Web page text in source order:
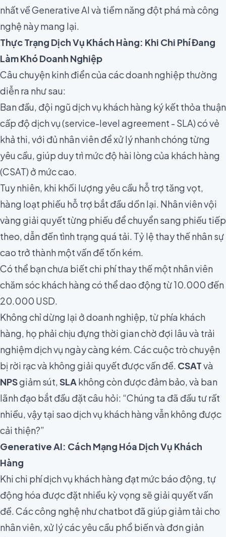
nhất về Generative AI và tiềm năng đột phá mà công
nghệ này mang lại.
Thực Trạng Dịch Vụ Khách Hàng: Khi Chi Phí Đang
Làm Khó Doanh Nghiệp
Câu chuyện kinh điển của các doanh nghiệp thường
diễn ra như sau:
Ban đầu, đội ngũ dịch vụ khách hàng ký kết thỏa thuận
cấp độ dịch vụ (service-level agreement - SLA) có vẻ
khả thi, với đủ nhân viên để xử lý nhanh chóng từng
yêu cầu, giúp duy trì mức độ hài lòng của khách hàng
(CSAT) ở mức cao.
Tuy nhiên, khi khối lượng yêu cầu hỗ trợ tăng vọt,
hàng loạt phiếu hỗ trợ bắt đầu dồn lại. Nhân viên vội
vàng giải quyết từng phiếu để chuyển sang phiếu tiếp
theo, dẫn đến tình trạng quá tải. Tỷ lệ thay thế nhân sự
cao trở thành một vấn đề tốn kém.
Có thể bạn chưa biết chi phí thay thế một nhân viên
chăm sóc khách hàng có thể dao động từ10.000 đến
20.000 USD.
Không chỉ dừng lại ở doanh nghiệp, từ phía khách
hàng, họ phải chịu đựng thời gian chờ đợi lâu và trải
nghiệm dịch vụ ngày càng kém. Các cuộc trò chuyện
bị rời rạc và không giải quyết được vấn đề. CSATvà
NPSgiảm sút,SLA không còn được đảm bảo, và ban
lãnh đạo bắt đầu đặt câu hỏi: “Chúng ta đã đầu tư rất
nhiều, vậy tại sao dịch vụ khách hàng vẫn không được
cải thiện?”
Generative AI: Cách Mạng Hóa Dịch Vụ Khách
Hàng
Khi chi phí dịch vụ khách hàng đạt mức báo động, tự
động hóa được đặt nhiều kỳ vọng sẽ giải quyết vấn
đề. Các công nghệ như chatbot đã giúp giảm tải cho
nhân viên, xử lý các yêu cầu phổ biến và đơn giản